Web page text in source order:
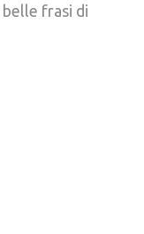
belle frasi di